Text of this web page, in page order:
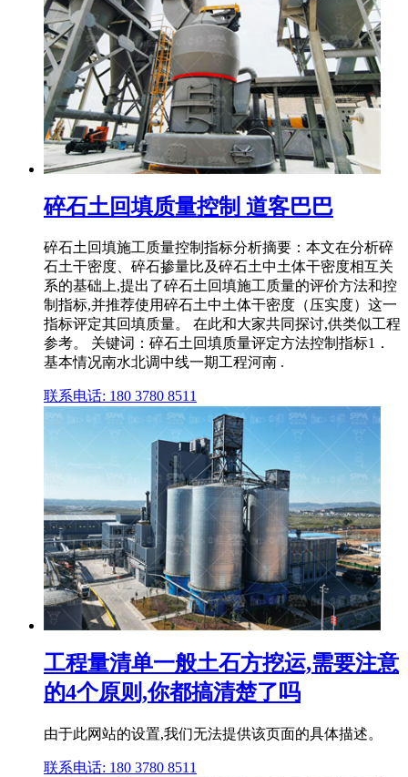
碎石土回填质量控制 道客巴巴
碎石土回填施工质量控制指标分析摘要：本文在分析碎
石土干密度、碎石掺量比及碎石土中土体干密度相互关
系的基础上,提出了碎石土回填施工质量的评价方法和控
制指标,并推荐使用碎石土中土体干密度（压实度）这一
指标评定其回填质量。 在此和大家共同探讨,供类似工程
参考。 关键词：碎石土回填质量评定方法控制指标1．
基本情况南水北调中线一期工程河南 .
联系电话: 180 3780 8511
工程量清单一般土石方挖运,需要注意
的4个原则,你都搞清楚了吗
由于此网站的设置,我们无法提供该页面的具体描述。
联系电话: 180 3780 8511